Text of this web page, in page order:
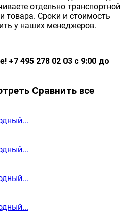
отдельно транспортной
товара. Сроки и стоимость
у наших менеджеров.
+7 495 278 02 03 с 9:00 до
Сравнить все